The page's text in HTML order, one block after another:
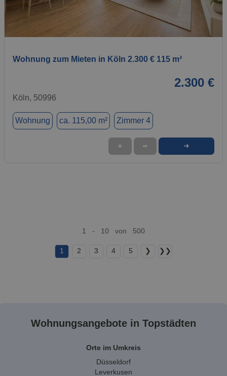
1 / 1
Wohnung zum Mieten in Köln 2.300 € 115 m²
2.300 €
Köln, 50996
Wohnung ca. 115,00 m² Zimmer 4
★ ➦ ➜
1 - 10 von 500
1 2 3 4 5 ❯ ❯❯
Wohnungsangebote in Topstädten
Orte im Umkreis
Düsseldorf
Leverkusen